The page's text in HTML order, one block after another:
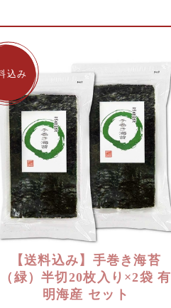
【送料込み】手巻き海苔
（緑）半切20枚入り×2袋 有
明海産 セット